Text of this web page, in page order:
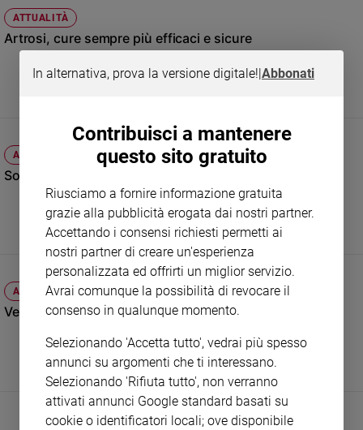
Cinema,
Tv
e
Libri
Famiglia
ed
educazione
Genitori
Coppia
Scuola
giovani
Adolescenza
Bioetica
ATTUALITÀ
Artrosi, cure sempre più efficaci e sicure
ATTUALITÀ
Soia, l'alternativa al lattosio ricca di proteine
ALIMENTAZIONE
Vegani: guida alla dieta estrema
In alternativa, prova la versione digitale!|Abbonati
Contribuisci a mantenere
questo sito gratuito
Riusciamo a fornire informazione gratuita
grazie alla pubblicità erogata dai nostri partner.
Accettando i consensi richiesti permetti ai
nostri partner di creare un'esperienza
personalizzata ed offrirti un miglior servizio.
Avrai comunque la possibilità di revocare il
consenso in qualunque momento.
Selezionando 'Accetta tutto', vedrai più spesso
annunci su argomenti che ti interessano.
Selezionando 'Rifiuta tutto', non verranno
attivati annunci Google standard basati su
cookie o identificatori locali; ove disponibile